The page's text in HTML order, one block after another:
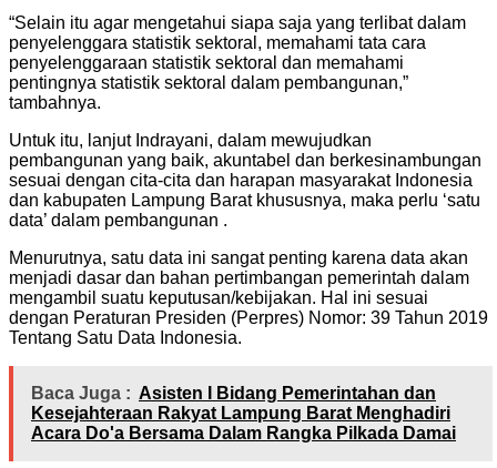
“Selain itu agar mengetahui siapa saja yang terlibat dalam
penyelenggara statistik sektoral, memahami tata cara
penyelenggaraan statistik sektoral dan memahami
pentingnya statistik sektoral dalam pembangunan,”
tambahnya.
Untuk itu, lanjut Indrayani, dalam mewujudkan
pembangunan yang baik, akuntabel dan berkesinambungan
sesuai dengan cita-cita dan harapan masyarakat Indonesia
dan kabupaten Lampung Barat khususnya, maka perlu ‘satu
data’ dalam pembangunan .
Menurutnya, satu data ini sangat penting karena data akan
menjadi dasar dan bahan pertimbangan pemerintah dalam
mengambil suatu keputusan/kebijakan. Hal ini sesuai
dengan Peraturan Presiden (Perpres) Nomor: 39 Tahun 2019
Tentang Satu Data Indonesia.
Baca Juga : Asisten I Bidang Pemerintahan dan
Kesejahteraan Rakyat Lampung Barat Menghadiri
Acara Do'a Bersama Dalam Rangka Pilkada Damai